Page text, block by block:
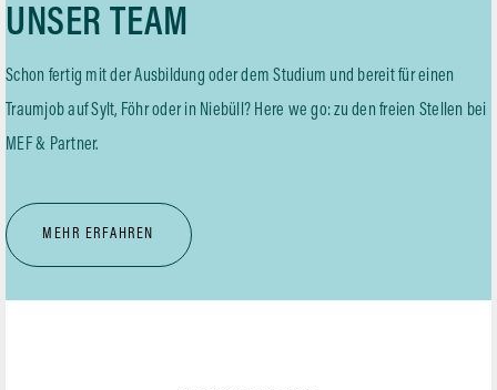
UNSER TEAM
Schon fertig mit der Ausbildung oder dem Studium und bereit für einen
Traumjob auf Sylt, Föhr oder in Niebüll? Here we go: zu den freien Stellen bei
MEF & Partner.
MEHR ERFAHREN